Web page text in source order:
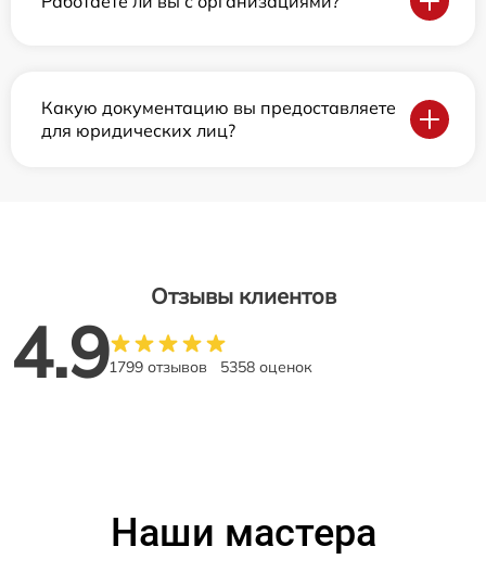
Какую документацию вы предоставляете
для юридических лиц?
Отзывы клиентов
4.91799 отзывов 5358 оценок
Наши мастера